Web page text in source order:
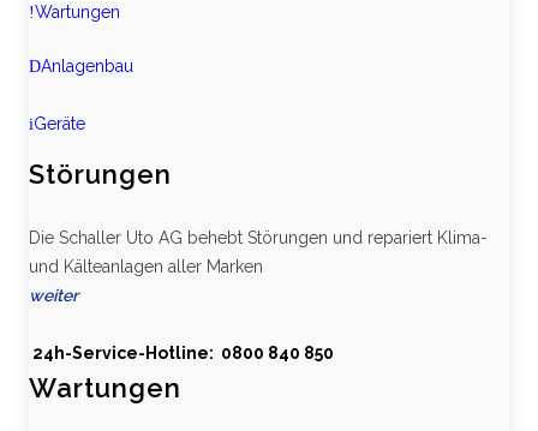
Wartungen
Anlagenbau
Geräte
Störungen
Die Schaller Uto AG behebt Störungen und repariert Klima-
und Kälteanlagen aller Marken
weiter
24h-Service-Hotline: 0800 840 850
Wartungen